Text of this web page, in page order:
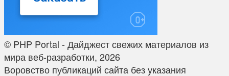
© PHP Portal - Дайджест свежих материалов из
мира веб-разработки, 2026
Воровство публикаций сайта без указания